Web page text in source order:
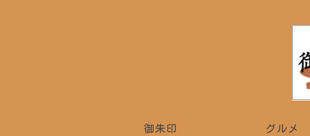
御朱印 グルメ